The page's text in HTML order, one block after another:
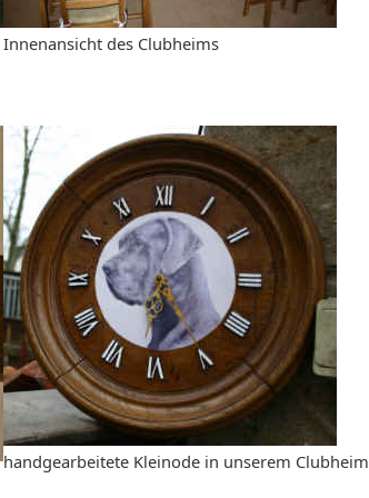
Innenansicht des Clubheims
handgearbeitete Kleinode in unserem Clubheim